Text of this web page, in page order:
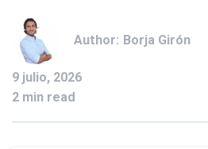
Author: Borja Girón
9 julio, 2026
2 min read